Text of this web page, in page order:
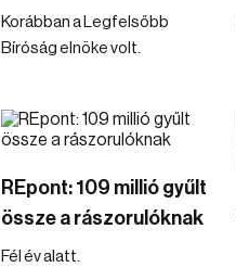
Korábban a Legfelsőbb
Bíróság elnöke volt.
REpont: 109 millió gyűlt
össze a rászorulóknak
Fél év alatt.